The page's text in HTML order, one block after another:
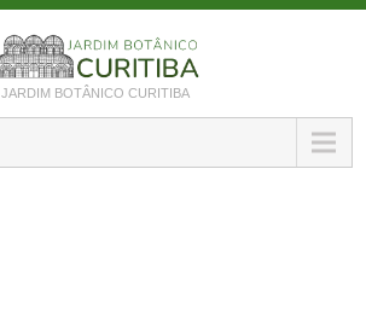
JARDIM BOTÂNICO CURITIBA